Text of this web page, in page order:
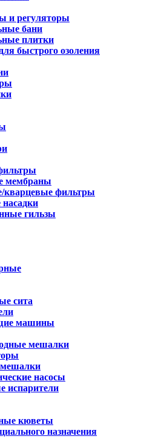
и регуляторы
бани
плитки
быстрого озоления
мембраны
кварцевые фильтры
гильзы
сита
машины
мешалки
насосы
испарители
кюветы
назначения